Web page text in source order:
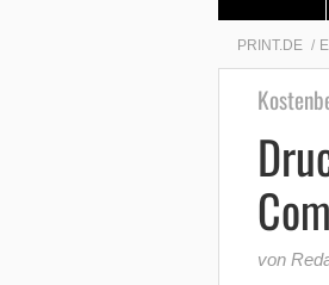
PRINT.DE
von